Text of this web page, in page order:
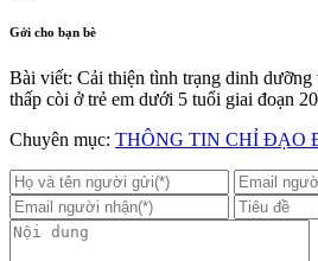
Gởi cho bạn bè
Bài viết: Cải thiện tình trạng dinh
thấp còi ở trẻ em dưới 5 tuổi giai đoạn
Chuyên mục: THÔNG TIN CHỈ ĐẠO